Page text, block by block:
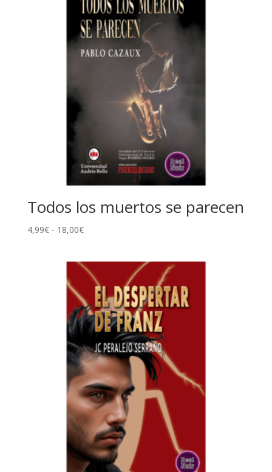
Todos los muertos se parecen
4,99€ - 18,00€Rango
desde
4,99€
hasta
18,00€